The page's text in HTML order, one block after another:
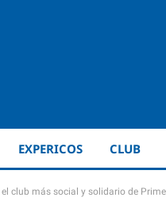
EXPERICOS CLUB
club más social y solidario de